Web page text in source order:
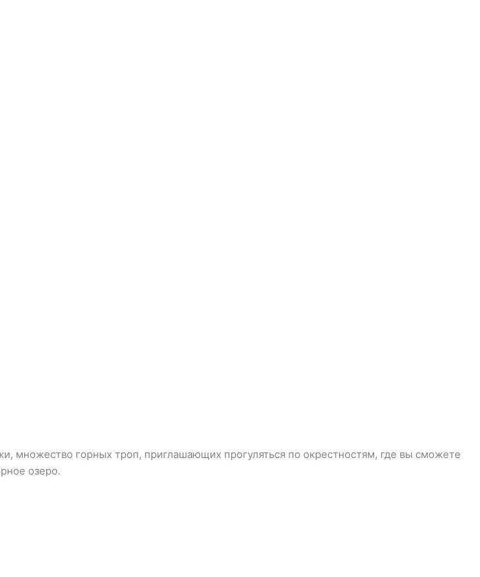
множество горных троп, приглашающих прогуляться по окрестностям, где вы сможете
озеро.